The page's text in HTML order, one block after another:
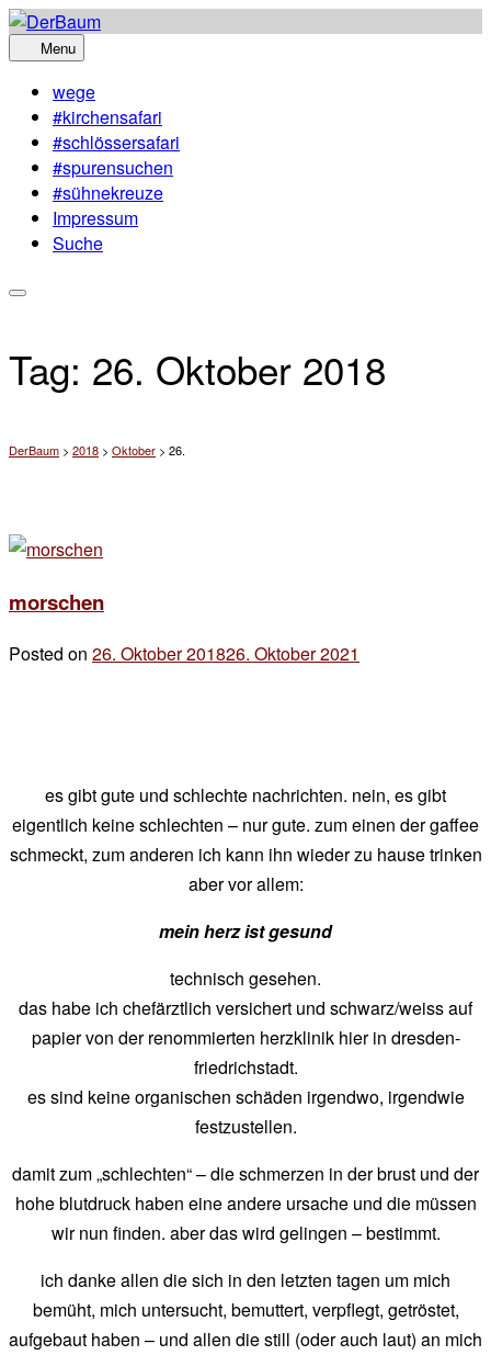
Skip
to
Menu
wege
#kirchensafari
#schlössersafari
#spurensuchen
#sühnekreuze
Impressum
Suche
Tag: 26. Oktober 2018
DerBaum > 2018 > Oktober > 26.
morschen
Posted on 26. Oktober 201826. Oktober 2021
es gibt gute und schlechte nachrichten. nein, es gibt
eigentlich keine schlechten – nur gute. zum einen der gaffee
schmeckt, zum anderen ich kann ihn wieder zu hause trinken
aber vor allem:
mein herz ist gesund
technisch gesehen.
das habe ich chefärztlich versichert und schwarz/weiss auf
papier von der renommierten herzklinik hier in dresden-
friedrichstadt.
es sind keine organischen schäden irgendwo, irgendwie
festzustellen.
damit zum „schlechten“ – die schmerzen in der brust und der
hohe blutdruck haben eine andere ursache und die müssen
wir nun finden. aber das wird gelingen – bestimmt.
ich danke allen die sich in den letzten tagen um mich
bemüht, mich untersucht, bemuttert, verpflegt, getröstet,
aufgebaut haben – und allen die still (oder auch laut) an mich